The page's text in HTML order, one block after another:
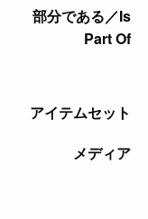
部分である／Is
Part Of
アイテムセット
メディア